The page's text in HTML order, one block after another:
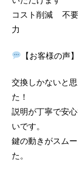
コスト削減 不要
力
【お客様の声】
交換しかないと
た！
説明が丁寧で安
いです。
鍵の動きがスム
た。